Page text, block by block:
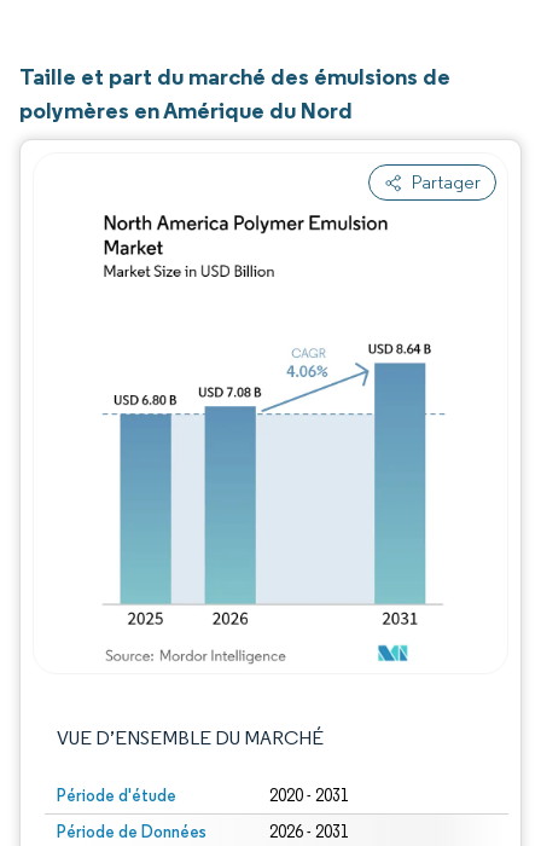
Taille et part du marché des émulsions de
polymères en Amérique du Nord
Partager
VUE D’ENSEMBLE DU MARCHÉ
Période d'étude 2020 - 2031
Période de Données
2026 - 2031